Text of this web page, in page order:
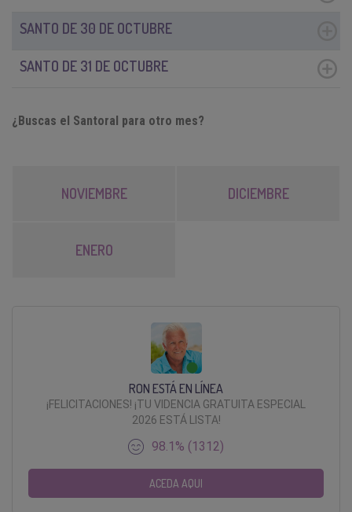
SANTO DE 30 DE OCTUBRE
SANTO DE 31 DE OCTUBRE
¿Buscas el Santoral para otro mes?
NOVIEMBRE DICIEMBRE
ENERO
RON ESTÁ EN LÍNEA
¡FELICITACIONES! ¡TU VIDENCIA GRATUITA ESPECIAL
2026 ESTÁ LISTA!
98.1% (1312)
ACEDA AQUI